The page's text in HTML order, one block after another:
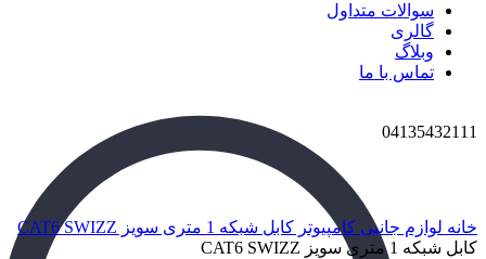
سوالات متداول
گالری
وبلاگ
تماس با ما
04135432111
برای بزرگنمایی کلیک کنید
خانه لوازم جانبی کامپیوتر کابل شبکه 1 متری سویز CAT6 SWIZZ
کابل شبکه 1 متری سویز CAT6 SWIZZ